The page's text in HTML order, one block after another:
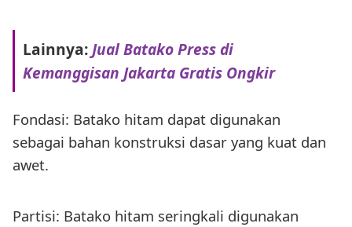
Lainnya:Jual Batako Press di
Kemanggisan Jakarta Gratis Ongkir
Fondasi: Batako hitam dapat digunakan
sebagai bahan konstruksi dasar yang kuat dan
awet.
Partisi: Batako hitam seringkali digunakan